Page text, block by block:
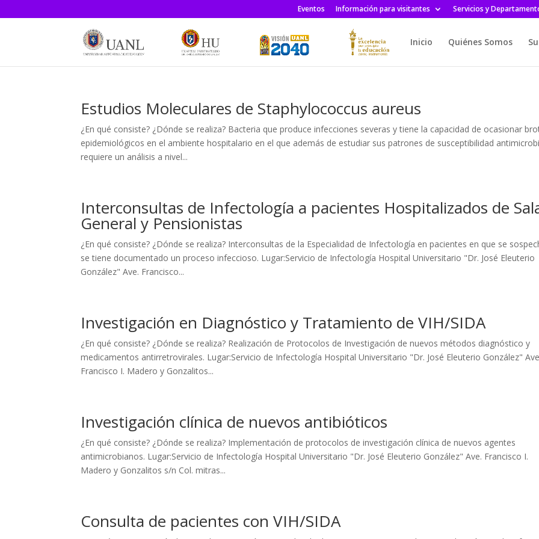
Eventos Información para visitantes Servicios y
Inicio Quiénes Somos
Estudios Moleculares de Staphylococcus aureus
¿En qué consiste? ¿Dónde se realiza? Bacteria que produce infecciones severas y tiene la capacidad de ocasionar
epidemiológicos en el ambiente hospitalario en el que además de estudiar sus patrones de susceptibilidad
requiere un análisis a nivel...
Interconsultas de Infectología a pacientes Hospitalizados de
General y Pensionistas
¿En qué consiste? ¿Dónde se realiza? Interconsultas de la Especialidad de Infectología en pacientes en que se
se tiene documentado un proceso infeccioso. Lugar:Servicio de Infectología Hospital Universitario "Dr. José Eleuterio
González" Ave. Francisco...
Investigación en Diagnóstico y Tratamiento de VIH/SIDA
¿En qué consiste? ¿Dónde se realiza? Realización de Protocolos de Investigación de nuevos métodos diagnóstico y
medicamentos antirretrovirales. Lugar:Servicio de Infectología Hospital Universitario "Dr. José Eleuterio González"
Francisco I. Madero y Gonzalitos...
Investigación clínica de nuevos antibióticos
¿En qué consiste? ¿Dónde se realiza? Implementación de protocolos de investigación clínica de nuevos agentes
antimicrobianos. Lugar:Servicio de Infectología Hospital Universitario "Dr. José Eleuterio González" Ave. Francisco I.
Madero y Gonzalitos s/n Col. mitras...
Consulta de pacientes con VIH/SIDA